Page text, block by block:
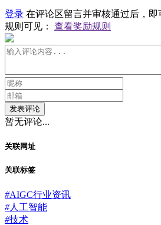
登录 在评论区留言并审核通过后，
规则可见： 查看奖励规则
发表评论
暂无评论...
关联网址
关联标签
#AIGC行业资讯
#人工智能
#技术